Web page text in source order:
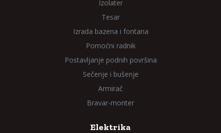
Izolater
Tesar
Izrada bazena i fontana
Pomoćni radnik
Postavljanje podnih površina
Sečenje i bušenje
Armirač
Bravar-monter
Elektrika